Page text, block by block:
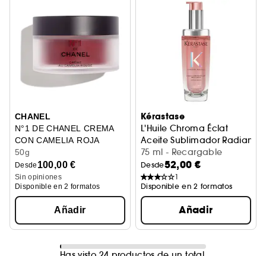
CHANEL
N°1 DE CHANEL CREMA
CON CAMELIA ROJA
Rellena – Alisa – Protege
50g
Desde 100,00 €
Sin opiniones
Disponible en 2 formatos
Añadir
Kérastase
L'Huile Chroma Éclat
Aceite Sublimador Radiante
75 ml - Recargable
Desde52,00 €
1
Disponible en 2 formatos
Añadir